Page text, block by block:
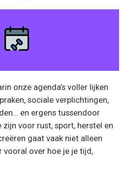
onze agenda’s voller lijken
sociale verplichtingen,
en ergens tussendoor
voor rust, sport, herstel en
gaat vaak niet alleen
vooral over hoe je je tijd,